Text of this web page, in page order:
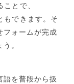
とで、
もできます。そ
フォームが完成
。
語を普段から扱